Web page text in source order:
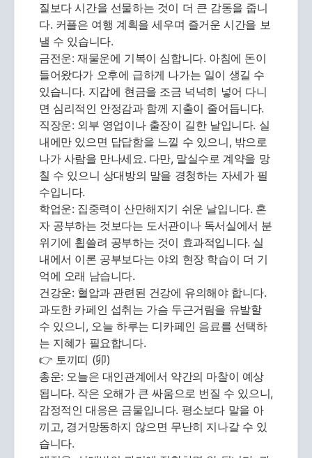
질보다 시간을 선물하는 것이 더 큰 감동을 줍니
다. 커플은 여행 계획을 세우며 즐거운 시간을 보
낼 수 있습니다.
금전운: 재물운에 기복이 심합니다. 아침에 돈이
들어왔다가 오후에 급하게 나가는 일이 생길 수
있습니다. 지갑에 현금을 조금 넉넉히 넣어 다니
면 심리적인 안정감과 함께 지출이 줄어듭니다.
직장운: 외부 영업이나 출장이 길한 날입니다. 실
내에만 있으면 답답함을 느낄 수 있으니, 밖으로
나가 사람을 만나세요. 다만, 말실수로 계약을 망
칠 수 있으니 상대방의 말을 경청하는 자세가 필
수입니다.
학업운: 집중력이 산만해지기 쉬운 날입니다. 혼
자 공부하는 것보다는 도서관이나 독서실에서 분
위기에 휩쓸려 공부하는 것이 효과적입니다. 실
내에서 이론 공부보다는 야외 현장 학습이 더 기
억에 오래 남습니다.
건강운: 혈압과 관련된 건강에 유의해야 합니다.
과도한 카페인 섭취는 가슴 두근거림을 유발할
수 있으니, 오늘 하루는 디카페인 음료를 선택하
는 지혜가 필요합니다.
👉 토끼띠 (卯)
총운: 오늘은 대인관계에서 약간의 마찰이 예상
됩니다. 작은 오해가 큰 싸움으로 번질 수 있으니,
감정적인 대응은 금물입니다. 평소보다 말을 아
끼고, 경거망동하지 않으면 무난히 지나갈 수 있
습니다.